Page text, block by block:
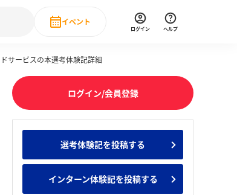
人気企業ランキング みんなのインターン人気企業ランキ
社員インタビュー
イベント
Event
直近のイベント一覧
ログイン ヘルプ
サービスの本選考体験記詳細
ログイン/会員登録
選考体験記を投稿する
インターン体験記を投稿する